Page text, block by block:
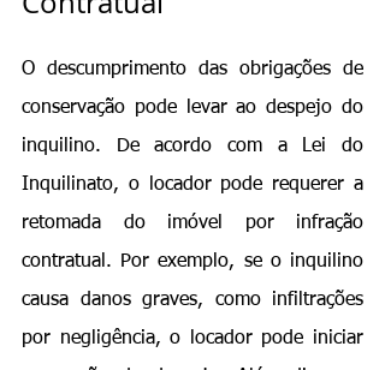
O descumprimento das obrigações de
conservação pode levar ao despejo do
inquilino. De acordo com a Lei do
Inquilinato, o locador pode requerer a
retomada do imóvel por infração
contratual. Por exemplo, se o inquilino
causa danos graves, como infiltrações
por negligência, o locador pode iniciar